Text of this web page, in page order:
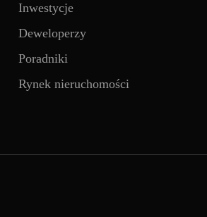
Inwestycje
Deweloperzy
Poradniki
Rynek nieruchomości